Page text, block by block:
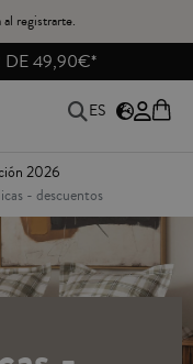
registrarte.
DE 49,90€*
ES
2026
- descuentos